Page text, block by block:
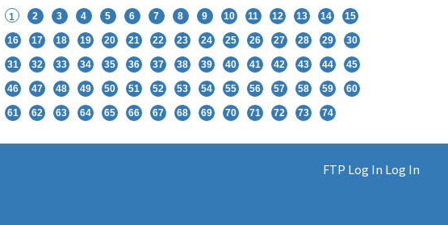
1 2 3 4 5 6 7 8 9 10 11 12 13 14 15
16 17 18 19 20 21 22 23 24 25 26 27 28 29 30
31 32 33 34 35 36 37 38 39 40 41 42 43 44 45
46 47 48 49 50 51 52 53 54 55 56 57 58 59 60
61 62 63 64 65 66 67 68 69 70 71 72 73 74
FTP Log In Log In